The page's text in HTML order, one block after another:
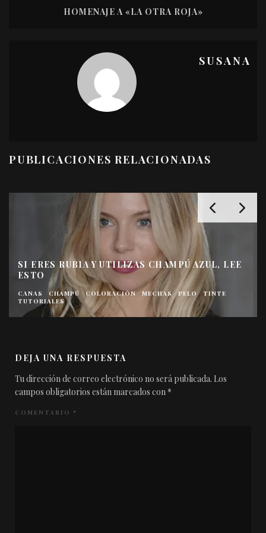
HOMENAJE A «LA OTRA ROJA»
SUSANA
PUBLICACIONES RELACIONADAS
SI ERES RUBIA Y UTILIZAS CHAMPÚ AZUL, LEE
ESTO
CANAS CHAMPÚ COLORACIÓN MECHAS PELO
TINTE
TUTORIALES
DEJA UNA RESPUESTA
Tu dirección de correo electrónico no será publicada. Los
campos obligatorios están marcados con *
COMENTARIO *